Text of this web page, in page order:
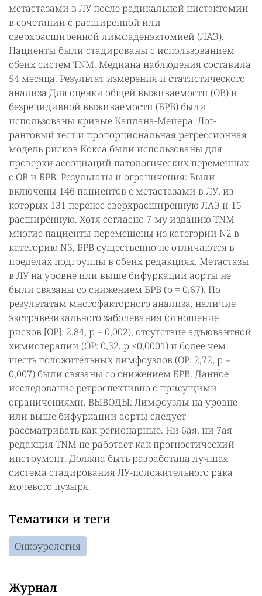
метастазами в ЛУ после радикальной цистэктомии
в сочетании с расширенной или
сверхрасширенной лимфаденэктомией (ЛАЭ).
Пациенты были стадированы с использованием
обеих систем TNM. Медиана наблюдения составила
54 месяца. Результат измерения и статистического
анализа Для оценки общей выживаемости (ОВ) и
безрецидивной выживаемости (БРВ) были
использованы кривые Каплана-Мейера. Лог-
ранговый тест и пропорциональная регрессионная
модель рисков Кокса были использованы для
проверки ассоциаций патологических переменных
с ОВ и БРВ. Результаты и ограничения: Были
включены 146 пациентов с метастазами в ЛУ, из
которых 131 перенес сверхрасширенную ЛАЭ и 15 -
расширенную. Хотя согласно 7-му изданию TNM
многие пациенты перемещены из категории N2 в
категорию N3, БРВ существенно не отличаются в
пределах подгруппы в обеих редакциях. Метастазы
в ЛУ на уровне или выше бифуркации аорты не
были связаны со снижением БРВ (р = 0,67). По
результатам многофакторного анализа, наличие
экстравезикального заболевания (отношение
рисков [ОР]: 2,84, р = 0,002), отсутствие адъювантной
химиотерапии (ОР: 0,32, р <0,0001) и более чем
шесть положительных лимфоузлов (ОР: 2,72, р =
0,007) были связаны со снижением БРВ. Данное
исследование ретроспективно с присущими
ограничениями. ВЫВОДЫ: Лимфоузлы на уровне
или выше бифуркации аорты следует
рассматривать как регионарные. Ни 6ая, ни 7ая
редакция TNM не работает как прогностический
инструмент. Должна быть разработана лучшая
система стадирования ЛУ-положительного рака
мочевого пузыря.
Тематики и теги
Онкоурология
Журнал